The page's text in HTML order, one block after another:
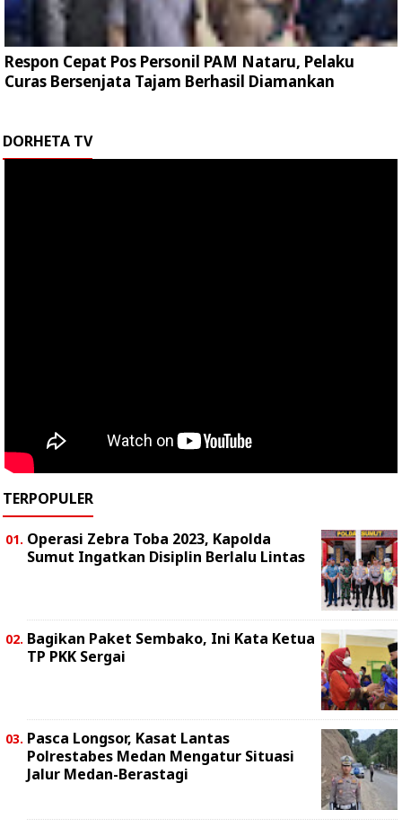
Respon Cepat Pos Personil PAM Nataru, Pelaku
Curas Bersenjata Tajam Berhasil Diamankan
DORHETA TV
TERPOPULER
Operasi Zebra Toba 2023, Kapolda
Sumut Ingatkan Disiplin Berlalu Lintas
Bagikan Paket Sembako, Ini Kata Ketua
TP PKK Sergai
Pasca Longsor, Kasat Lantas
Polrestabes Medan Mengatur Situasi
Jalur Medan-Berastagi